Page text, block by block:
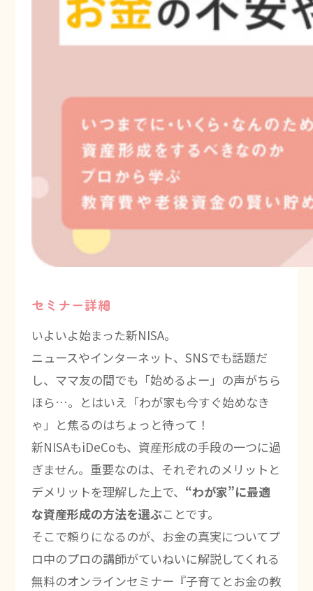
セミナー詳細
いよいよ始まった新NISA。
ニュースやインターネット、SNSでも話題だ
し、ママ友の間でも「始めるよー」の声がちら
ほら…。とはいえ「わが家も今すぐ始めなき
ゃ」と焦るのはちょっと待って！
新NISAもiDeCoも、資産形成の手段の一つに過
ぎません。重要なのは、それぞれのメリットと
デメリットを理解した上で、 “わが家”に最適
な資産形成の方法を選ぶことです。
そこで頼りになるのが、お金の真実についてプ
ロ中のプロの講師がていねいに解説してくれる
無料のオンラインセミナー『子育てとお金の教